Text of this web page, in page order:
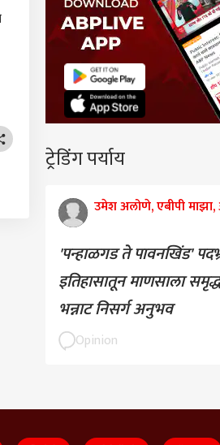
ट्रेडिंग पर्याय
उमेश अलोणे, एबीपी
'पन्हाळगड ते पावनखिंड'
इतिहासातून माणसाला
भन्नाट निसर्ग अनुभव
Opinion